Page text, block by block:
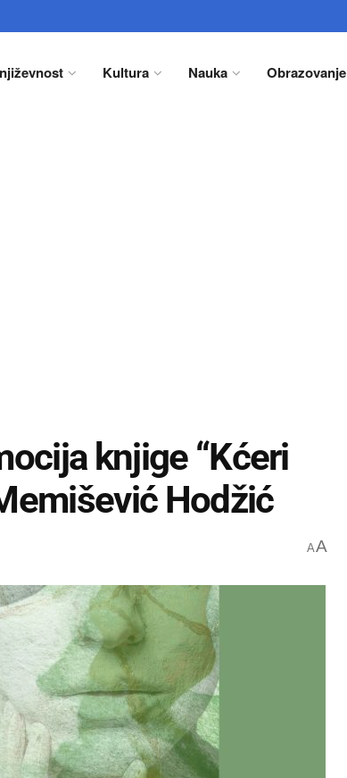
Kultura Nauka Obrazovanje
knjige “Kćeri
Hodžić
AA